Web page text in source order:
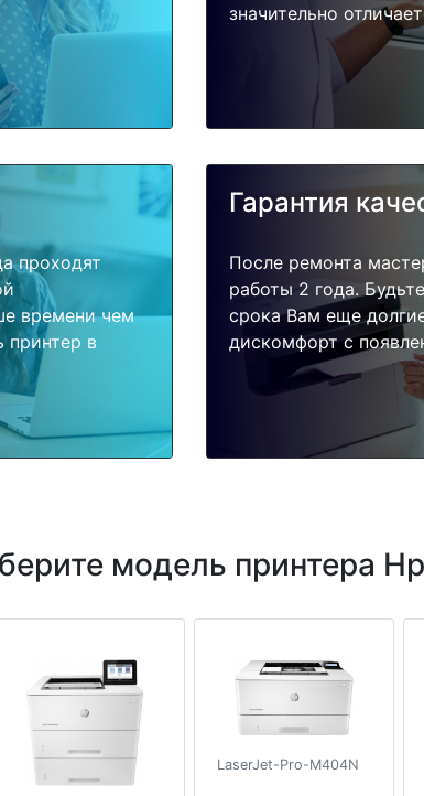
значительно
проходят
времени чем
принтер в
Гарантия
После ремонта
работы 2 года.
срока Вам еще
дискомфорт с
модель принтера Hp
LaserJet-Pro-M404N